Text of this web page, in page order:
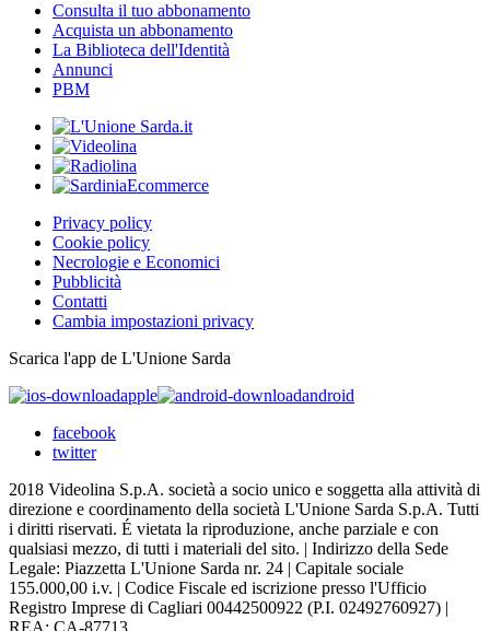
Consulta il tuo abbonamento
Acquista un abbonamento
La Biblioteca dell'Identità
Annunci
PBM
Privacy policy
Cookie policy
Necrologie e Economici
Pubblicità
Contatti
Cambia impostazioni privacy
Scarica l'app de L'Unione Sarda
apple
android
facebook
twitter
2018 Videolina S.p.A. società a socio unico e soggetta alla attività di
direzione e coordinamento della società L'Unione Sarda S.p.A. Tutti
i diritti riservati. É vietata la riproduzione, anche parziale e con
qualsiasi mezzo, di tutti i materiali del sito. | Indirizzo della Sede
Legale: Piazzetta L'Unione Sarda nr. 24 | Capitale sociale
155.000,00 i.v. | Codice Fiscale ed iscrizione presso l'Ufficio
Registro Imprese di Cagliari 00442500922 (P.I. 02492760927) |